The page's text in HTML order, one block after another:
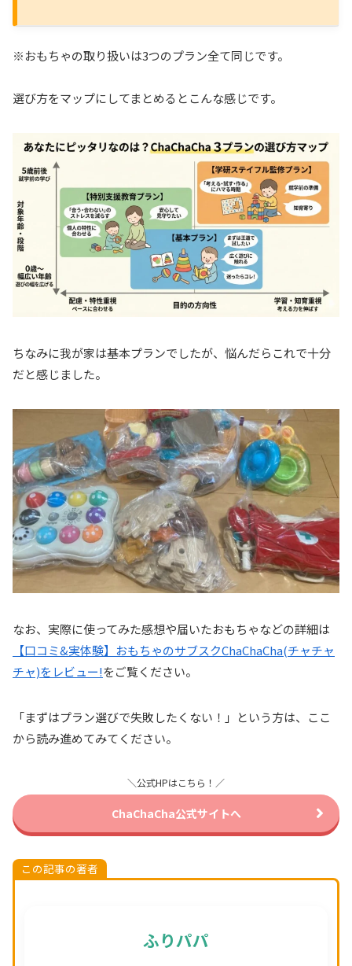
※おもちゃの取り扱いは3つのプラン全て同じです。
選び方をマップにしてまとめるとこんな感じです。
ちなみに我が家は基本プランでしたが、悩んだらこれで十分
だと感じました。
なお、実際に使ってみた感想や届いたおもちゃなどの詳細は
【口コミ&実体験】おもちゃのサブスクChaChaCha(チャチャ
チャ)をレビュー!をご覧ください。
「まずはプラン選びで失敗したくない！」という方は、ここ
から読み進めてみてください。
＼公式HPはこちら！／
ChaChaCha公式サイトへ
この記事の著者
ふりパパ